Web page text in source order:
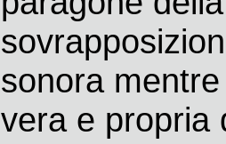
sonora
vera e propria